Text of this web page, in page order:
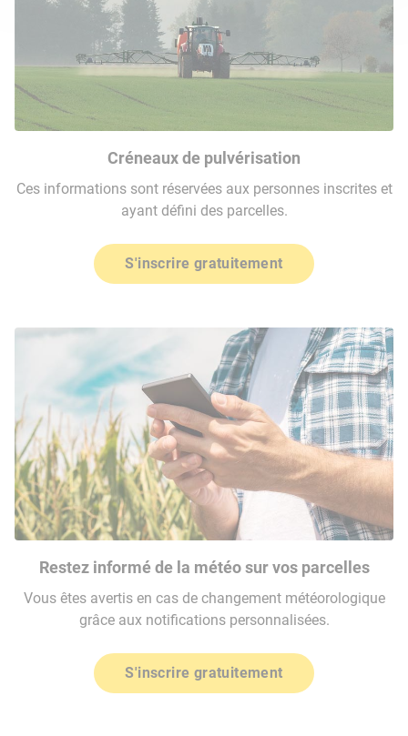
Créneaux de pulvérisation
Ces informations sont réservées aux personnes inscrites et
ayant défini des parcelles.
S'inscrire gratuitement
Restez informé de la météo sur vos parcelles
Vous êtes avertis en cas de changement météorologique
grâce aux notifications personnalisées.
S'inscrire gratuitement